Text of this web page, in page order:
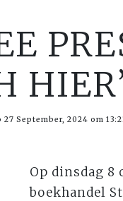
HIER’
September, 2024 om
Op dinsdag 8
boekhandel